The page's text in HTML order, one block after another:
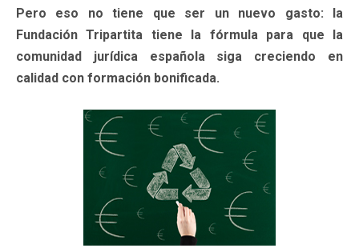
Pero eso no tiene que ser un nuevo gasto: la
Fundación Tripartita tiene la fórmula para que la
comunidad jurídica española siga creciendo en
calidad con formación bonificada.